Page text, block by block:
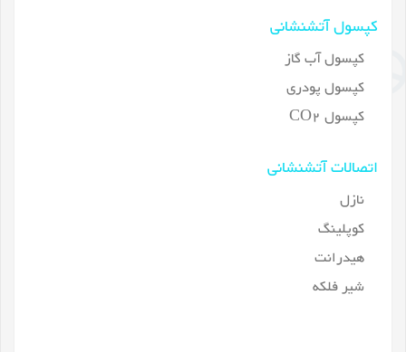
کپسول آتشنشانی
کپسول آب گاز
کپسول پودری
کپسول CO2
اتصالات آتشنشانی
نازل
کوپلینگ
هیدرانت
شیر فلکه